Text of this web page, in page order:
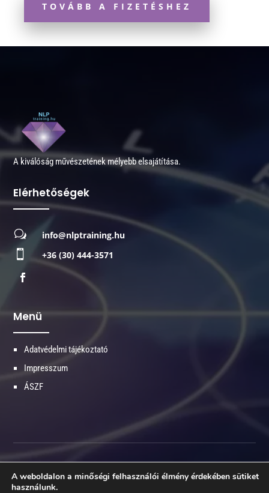
TOVÁBB A FIZETÉSHEZ
A kiválóság művészetének mélyebb elsajátítása.
Elérhetőségek
w info@nlptraining.hu
 +36 (30) 444-3571
Menü
Adatvédelmi tájékoztató
Impresszum
ÁSZF
© 2026 Minden jog fenntartva - NLPtraining.hu
Made with ♥ by
A weboldalon a minőségi felhasználói élmény érdekében sütiket
használunk.